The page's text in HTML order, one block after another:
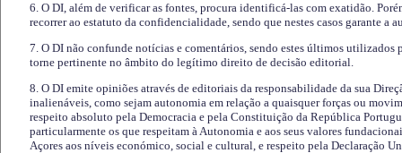
6. O DI, além de verificar as fontes, procura identificá-las com exatidão.
recorrer ao estatuto da confidencialidade, sendo que nestes casos garante a
7. O DI não confunde notícias e comentários, sendo estes últimos utilizados
torne pertinente no âmbito do legítimo direito de decisão editorial.
8. O DI emite opiniões através de editoriais da responsabilidade da sua
inalienáveis, como sejam autonomia em relação a quaisquer forças ou
respeito absoluto pela Democracia e pela Constituição da República
particularmente os que respeitam à Autonomia e aos seus valores
Açores aos níveis económico, social e cultural, e respeito pela Declaração